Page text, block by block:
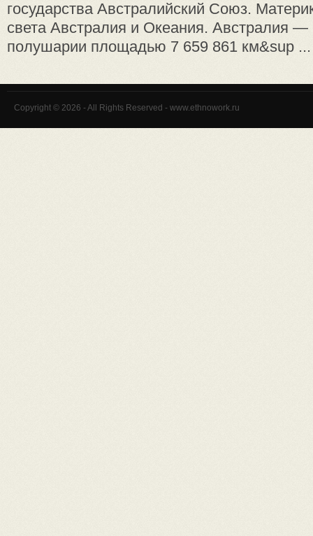
государства Австралийский Союз.
света Австралия и Океания. Австралия
полушарии площадью 7 659 861 км&sup ...
Copyright © 2026 - All Rights Reserved - www.ethnowork.ru